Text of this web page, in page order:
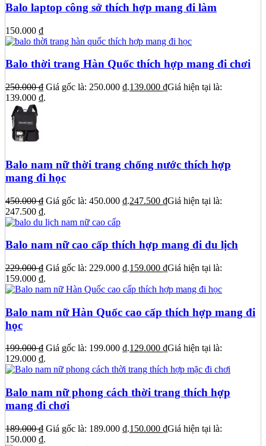
Balo laptop công sở thích hợp mang đi làm
150.000 ₫
Balo thời trang Hàn Quốc thích hợp mang đi chơi
250.000₫ Giá gốc là: 250.000 ₫.139.000 ₫Giá hiện tại là:
139.000 ₫.
Balo nam nữ thời trang chống nước thích hợp
mang đi học
450.000₫ Giá gốc là: 450.000 ₫.247.500 ₫Giá hiện tại là:
247.500 ₫.
Balo nam nữ cao cấp thích hợp mang đi du lịch
229.000₫ Giá gốc là: 229.000 ₫.159.000 ₫Giá hiện tại là:
159.000 ₫.
Balo nam nữ Hàn Quốc cao cấp thích hợp mang đi
học
199.000₫ Giá gốc là: 199.000 ₫.129.000 ₫Giá hiện tại là:
129.000 ₫.
Balo nam nữ phong cách thời trang thích hợp
mang đi chơi
189.000₫ Giá gốc là: 189.000 ₫.150.000 ₫Giá hiện tại là:
150.000 ₫.